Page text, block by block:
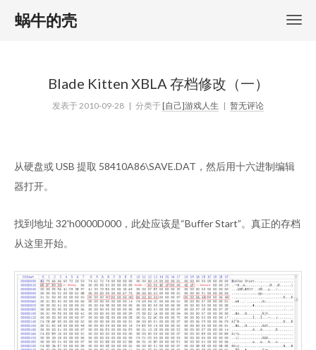
蜗牛的壳
Blade Kitten XBLA 存档修改（一）
发表于2010-09-28 | 分类于[自己]游戏人生 | 暂无评论
从硬盘或 USB 提取 58410A86\SAVE.DAT，然后用十六进制编辑
器打开。
找到地址 32'h0000D000，此处应该是“Buffer Start”。真正的存档
从这里开始。